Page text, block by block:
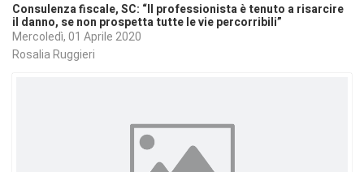
Consulenza fiscale, SC: “Il professionista è tenuto a risarcire
il danno, se non prospetta tutte le vie percorribili”
Mercoledì, 01 Aprile 2020
Rosalia Ruggieri